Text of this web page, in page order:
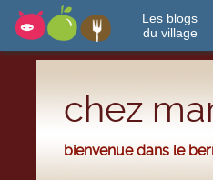
Les blogs
du village
chez
bienvenue dans le